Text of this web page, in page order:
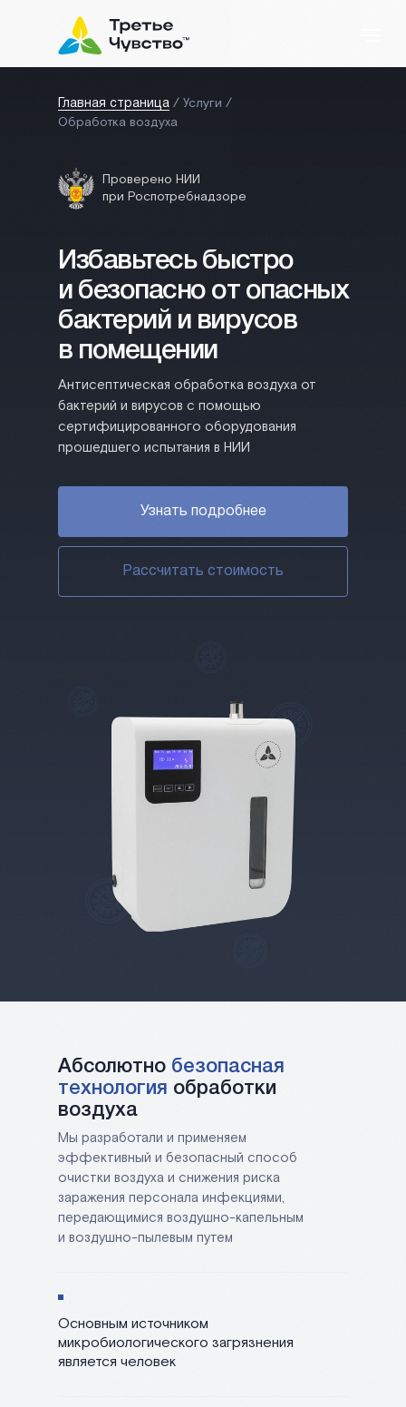
Избавьтесь быстро
и безопасно от опасных
бактерий и вирусов
в помещении
Антисептическая обработка воздуха от
бактерий и вирусов с помощью
сертифицированного оборудования
прошедшего испытания в НИИ
Главная страница / Услуги /
Обработка воздуха
Узнать подробнее
Рассчитать стоимость
Проверено НИИ
при Роспотребнадзоре
Основным источником
микробиологического загрязнения
является человек
Абсолютно безопасная
технология обработки
воздуха
Мы разработали и применяем
эффективный и безопасный способ
очистки воздуха и снижения риска
заражения персонала инфекциями,
передающимися воздушно-капельным
и воздушно-пылевым путем